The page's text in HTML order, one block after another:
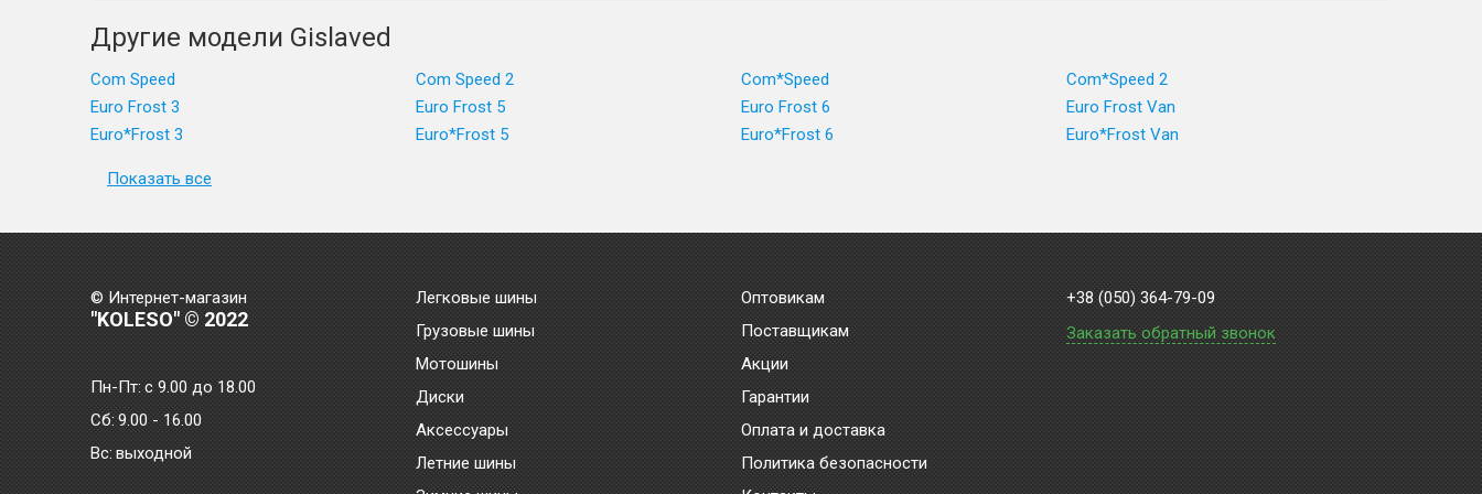
Другие модели Gislaved
Com Speed Com Speed 2 Com*Speed
Com*Speed 2
Euro Frost 3
Euro Frost 5 Euro Frost 6
Euro Frost Van
Euro*Frost 3
Euro*Frost 5 Euro*Frost 6 Euro*Frost Van
Показать все
© Интернет-магазин
"KOLESO" © 2022
Пн-Пт:с 9.00 до 18.00
Сб: 9.00 - 16.00
Bc: выходной
Легковые шины
Грузовые шины
Мотошины
Диски
Аксессуары
Летние шины
Оптовикам
Поставщикам
Акции
Гарантии
Оплата и доставка
Политика безопасности
+38 (050) 364-79-09
Заказать обратный звонок